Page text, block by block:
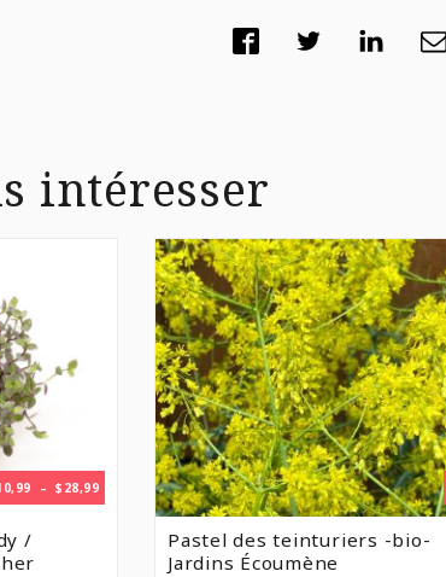
intéresser
– $ 28,99PLAGE
DE
/
Pastel des teinturiers -bio-
Jardins Écoumène